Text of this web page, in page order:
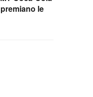
le